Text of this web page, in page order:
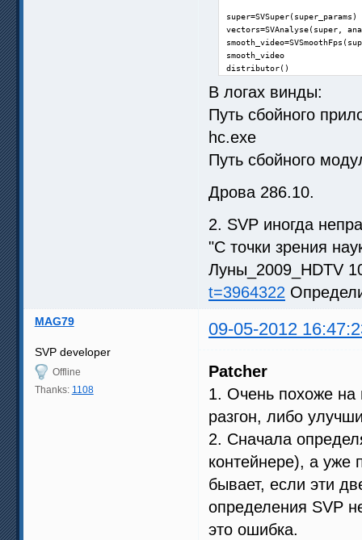
super=SVSuper(super_params)
vectors=SVAnalyse(super,
smooth_video
distributor()
В логах винды:
Путь сбойного
hc.exe
Путь сбойного
Дрова 286.10.
2. SVP иногда
"С точки зрения
Луны_2009_HDTV
t=3964322
MAG79 09-05-2012
SVP developer
Offline
Thanks: 1108
Patcher
1. Очень похоже на
разгон, либо
2. Сначала
контейнере), а уже
бывает, если эти
определения SVP
это ошибка.